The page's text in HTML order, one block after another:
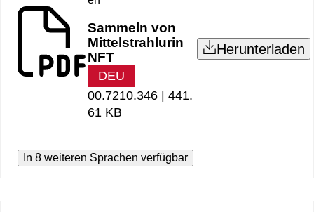
Sammeln von
Mittelstrahlurin
NFT
DEU
00.7210.346 | 441.
61 KB
Herunterladen
In 8 weiteren Sprachen verfügbar